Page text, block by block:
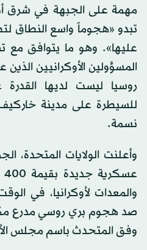
مهمة على الجبهة في شرق
تبدو «هجوماً واسع النطاق
عليها». وهو ما يتوافق مع
المسؤولين الأوكرانيين الذين
روسيا ليست لديها
نسمة.
وأعلنت الولايات المتحدة،
والمعدات لأوكرانيا، في
صد هجوم بري روسي مدرع
وفق المتحدث باسم مجلس